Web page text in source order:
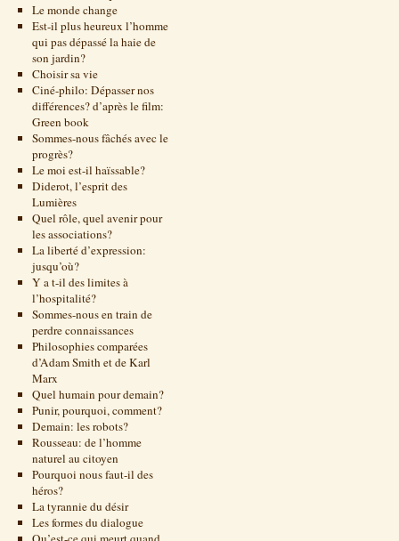
Le monde change
Est-il plus heureux l’homme
qui pas dépassé la haie de
son jardin?
Choisir sa vie
Ciné-philo: Dépasser nos
différences? d’après le film:
Green book
Sommes-nous fâchés avec le
progrès?
Le moi est-il haïssable?
Diderot, l’esprit des
Lumières
Quel rôle, quel avenir pour
les associations?
La liberté d’expression:
jusqu’où?
Y a t-il des limites à
l’hospitalité?
Sommes-nous en train de
perdre connaissances
Philosophies comparées
d’Adam Smith et de Karl
Marx
Quel humain pour demain?
Punir, pourquoi, comment?
Demain: les robots?
Rousseau: de l’homme
naturel au citoyen
Pourquoi nous faut-il des
héros?
La tyrannie du désir
Les formes du dialogue